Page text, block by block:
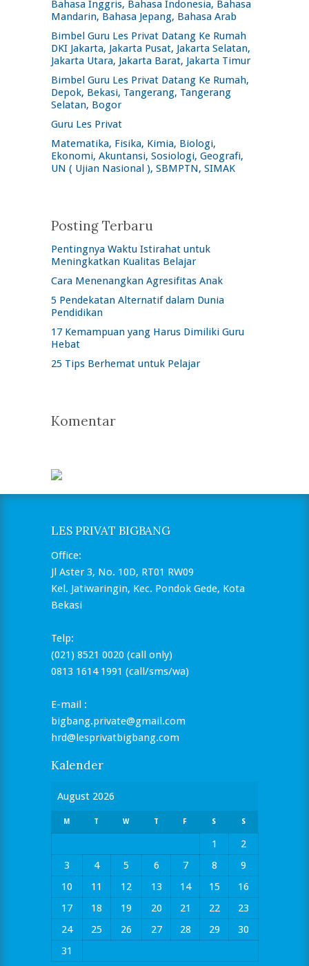
Bahasa Inggris, Bahasa Indonesia, Bahasa
Mandarin, Bahasa Jepang, Bahasa Arab
Bimbel Guru Les Privat Datang Ke Rumah
DKI Jakarta, Jakarta Pusat, Jakarta Selatan,
Jakarta Utara, Jakarta Barat, Jakarta Timur
Bimbel Guru Les Privat Datang Ke Rumah,
Depok, Bekasi, Tangerang, Tangerang
Selatan, Bogor
Guru Les Privat
Matematika, Fisika, Kimia, Biologi,
Ekonomi, Akuntansi, Sosiologi, Geografi,
UN ( Ujian Nasional ), SBMPTN, SIMAK
Posting Terbaru
Pentingnya Waktu Istirahat untuk
Meningkatkan Kualitas Belajar
Cara Menenangkan Agresifitas Anak
5 Pendekatan Alternatif dalam Dunia
Pendidikan
17 Kemampuan yang Harus Dimiliki Guru
Hebat
25 Tips Berhemat untuk Pelajar
Komentar
LES PRIVAT BIGBANG
Office:
Jl Aster 3, No. 10D, RT01 RW09
Kel. Jatiwaringin, Kec. Pondok Gede, Kota
Bekasi
Telp:
(021) 8521 0020 (call only)
0813 1614 1991 (call/sms/wa)
E-mail :
bigbang.private@gmail.com
hrd@lesprivatbigbang.com
Kalender
August 2026
M T W T F S S
1
2
3
4 5 6 7 8
9
10
11 12 13 14 15
16
17
18 19 20 21 22
23
24
25 26 27 28 29
30
31